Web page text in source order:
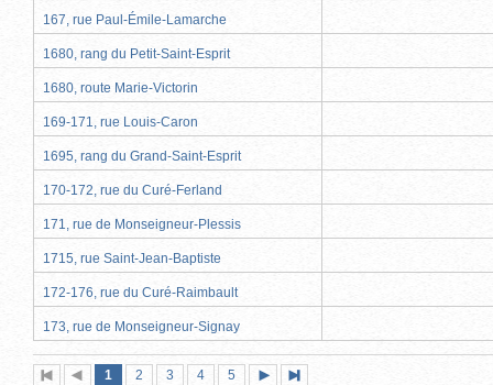
167, rue Paul-Émile-Lamarche
1680, rang du Petit-Saint-Esprit
1680, route Marie-Victorin
169-171, rue Louis-Caron
1695, rang du Grand-Saint-Esprit
170-172, rue du Curé-Ferland
171, rue de Monseigneur-Plessis
1715, rue Saint-Jean-Baptiste
172-176, rue du Curé-Raimbault
173, rue de Monseigneur-Signay
PremièrePage
Page
1 (pagePage
2 Page
3 Page
4 Page
5